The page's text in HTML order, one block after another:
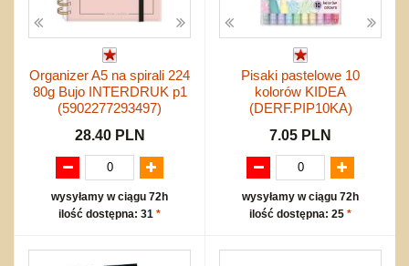
Organizer A5 na spirali 224
80g Bujo INTERDRUK p1
(5902277293497)
28.40 PLN
wysyłamy w ciągu 72h
ilość dostępna: 31 *
Pisaki pastelowe 10
kolorów KIDEA
(DERF.PIP10KA)
7.05 PLN
wysyłamy w ciągu 72h
ilość dostępna: 25 *